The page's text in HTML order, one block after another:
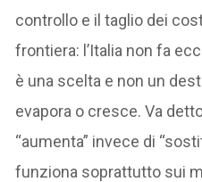
controllo e il taglio dei
frontiera: l’Italia non fa
è una scelta e non un
evapora o cresce. Va
“aumenta” invece di
funziona soprattutto sui